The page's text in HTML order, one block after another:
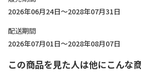
2026年06月24日～2028年07月31日
配送期間
2026年07月01日～2028年08月07日
この商品を見た人は他にこんな